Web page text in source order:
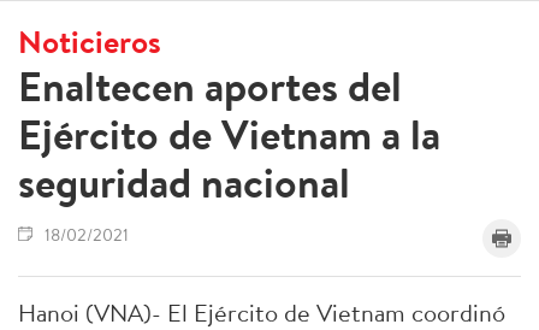
Noticieros
Enaltecen aportes del
Ejército de Vietnam a la
seguridad nacional
18/02/2021
Hanoi (VNA)- El Ejército de Vietnam coordinó